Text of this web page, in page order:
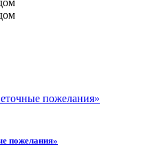
пожелания»